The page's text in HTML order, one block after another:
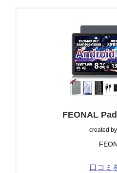
FEONAL
created by
口コミ